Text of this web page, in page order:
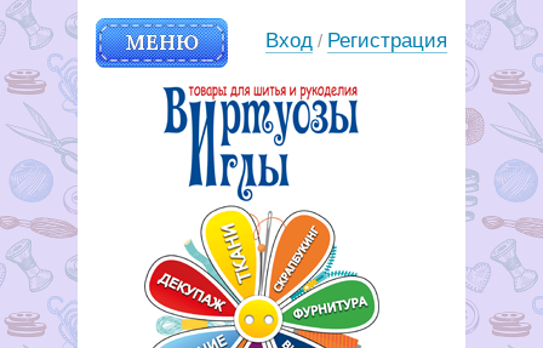
МЕНЮ Вход / Регистрация